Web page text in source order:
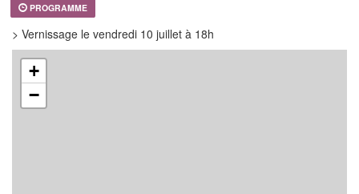
PROGRAMME
> Vernissage le vendredi 10 juillet à 18h
+
−